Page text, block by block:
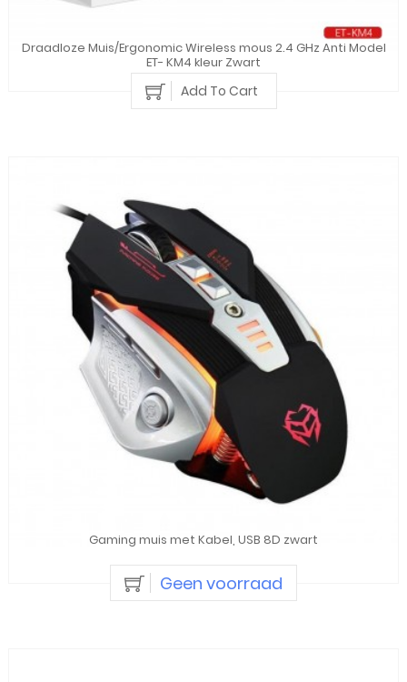
Draadloze Muis/Ergonomic Wireless mous 2.4 GHz Anti Model
ET- KM4 kleur Zwart
Add To Cart
Gaming muis met Kabel, USB 8D zwart
Geen voorraad